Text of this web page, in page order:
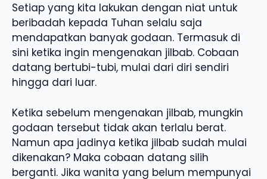
Setiap yang kita lakukan dengan niat untuk
beribadah kepada Tuhan selalu saja
mendapatkan banyak godaan. Termasuk di
sini ketika ingin mengenakan jilbab. Cobaan
datang bertubi-tubi, mulai dari diri sendiri
hingga dari luar.
Ketika sebelum mengenakan jilbab, mungkin
godaan tersebut tidak akan terlalu berat.
Namun apa jadinya ketika jilbab sudah mulai
dikenakan? Maka cobaan datang silih
berganti. Jika wanita yang belum mempunyai